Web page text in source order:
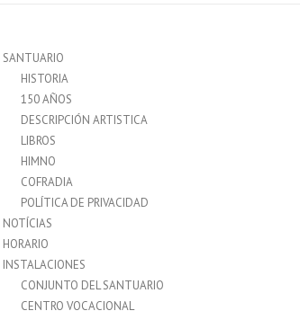
SANTUARIO
HISTORIA
150 AÑOS
DESCRIPCIÓN ARTISTICA
LIBROS
HIMNO
COFRADIA
POLÍTICA DE PRIVACIDAD
NOTÍCIAS
HORARIO
INSTALACIONES
CONJUNTO DEL SANTUARIO
CENTRO VOCACIONAL